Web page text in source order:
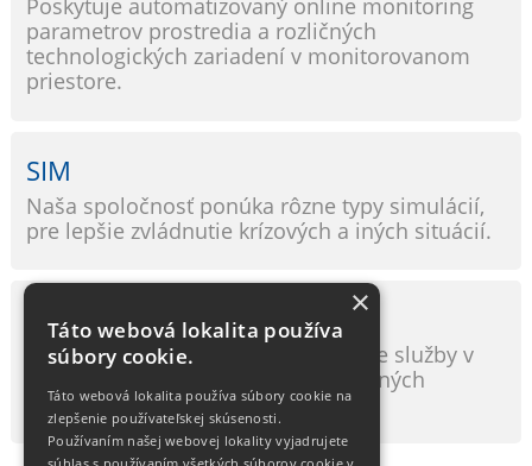
Poskytuje automatizovaný online monitoring
parametrov prostredia a rozličných
technologických zariadení v monitorovanom
priestore.
SIM
Naša spoločnosť ponúka rôzne typy simulácií,
pre lepšie zvládnutie krízových a iných situácií.
LXCloud
Naša spoločnosť poskytuje unikátne služby v
oblasti budovania interných a verejných
cloudov.
×
Táto webová lokalita používa
súbory cookie.
Táto webová lokalita používa súbory cookie na
zlepšenie používateľskej skúsenosti.
Používaním našej webovej lokality vyjadrujete